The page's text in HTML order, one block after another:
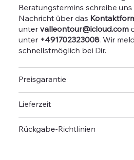
Beratungstermins schreibe
Nachricht über das
untervalleontour@icloud.com
unter +491702323008. Wir
schnellstmöglich bei Dir.
Preisgarantie
Lieferzeit
Rückgabe-Richtlinien